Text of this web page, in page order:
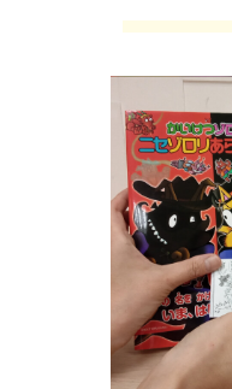
F！